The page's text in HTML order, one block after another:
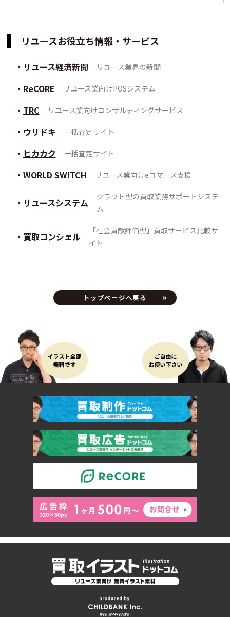
リユースお役立ち情報・サービス
リユース経済新聞 リユース業界の新聞
ReCORE リユース業向けPOSシステム
TRC リユース業向けコンサルティングサービス
ウリドキ 一括査定サイト
ヒカカク 一括査定サイト
WORLD SWITCH リユース業向けeコマース支援
リユースシステム
クラウド型の買取業務サポートシステ
ム
買取コンシェル
「社会貢献評価型」買取サービス比較サ
イト
トップページへ戻る